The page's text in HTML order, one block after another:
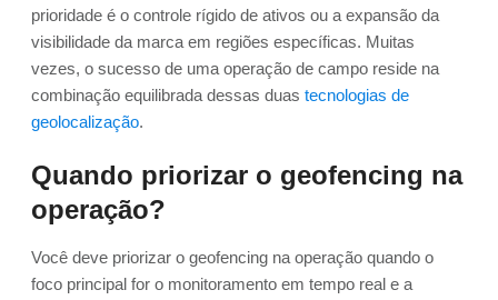
prioridade é o controle rígido de ativos ou a expansão da
visibilidade da marca em regiões específicas. Muitas
vezes, o sucesso de uma operação de campo reside na
combinação equilibrada dessas duas tecnologias de
geolocalização.
Quando priorizar o geofencing na
operação?
Você deve priorizar o geofencing na operação quando o
foco principal for o monitoramento em tempo real e a